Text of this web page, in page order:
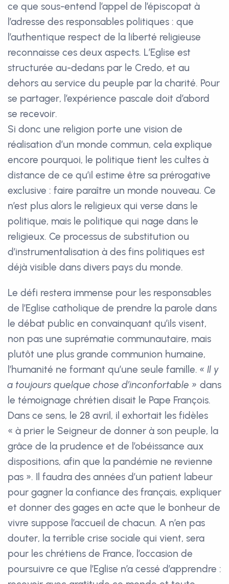
ce que sous-entend l’appel de l’épiscopat à
l’adresse des responsables politiques : que
l’authentique respect de la liberté religieuse
reconnaisse ces deux aspects. L’Eglise est
structurée au-dedans par le Credo, et au
dehors au service du peuple par la charité. Pour
se partager, l’expérience pascale doit d’abord
se recevoir.
Si donc une religion porte une vision de
réalisation d’un monde commun, cela explique
encore pourquoi, le politique tient les cultes à
distance de ce qu’il estime être sa prérogative
exclusive : faire paraître un monde nouveau. Ce
n’est plus alors le religieux qui verse dans le
politique, mais le politique qui nage dans le
religieux. Ce processus de substitution ou
d’instrumentalisation à des fins politiques est
déjà visible dans divers pays du monde.
Le défi restera immense pour les responsables
de l’Eglise catholique de prendre la parole dans
le débat public en convainquant qu’ils visent,
non pas une suprématie communautaire, mais
plutôt une plus grande communion humaine,
l’humanité ne formant qu’une seule famille. « Il y
a toujours quelque chose d’inconfortable » dans
le témoignage chrétien disait le Pape François.
Dans ce sens, le 28 avril, il exhortait les fidèles
« à prier le Seigneur de donner à son peuple, la
grâce de la prudence et de l’obéissance aux
dispositions, afin que la pandémie ne revienne
pas ». Il faudra des années d’un patient labeur
pour gagner la confiance des français, expliquer
et donner des gages en acte que le bonheur de
vivre suppose l’accueil de chacun. A n’en pas
douter, la terrible crise sociale qui vient, sera
pour les chrétiens de France, l’occasion de
poursuivre ce que l’Eglise n’a cessé d’apprendre :